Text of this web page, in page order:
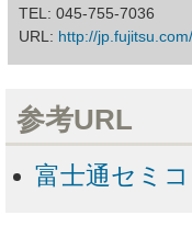
TEL: 045-755-7036
URL: http://
参考URL
富士通セミ